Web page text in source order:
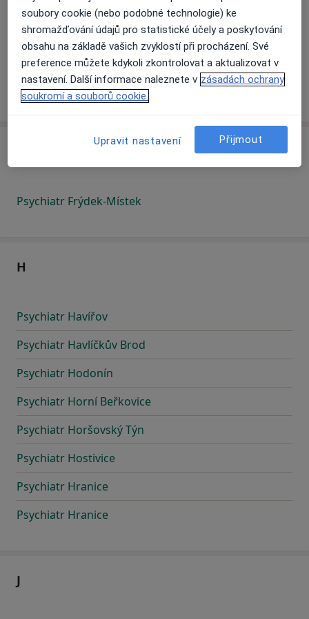
Psychiatr Dobříš
Psychiatr Dolní Břežany
Psychiatr Domažlice
Psychiatr Frýdek-Místek
H
Psychiatr Havířov
Psychiatr Havlíčkův Brod
Psychiatr Hodonín
Psychiatr Horní Beřkovice
Psychiatr Horšovský Týn
Psychiatr Hostivice
Psychiatr Hranice
Psychiatr Hranice
J
soubory cookie (nebo podobné technologie) ke
shromažďování údajů pro statistické účely a poskytování
obsahu na základě vašich zvyklostí při procházení. Své
preference můžete kdykoli zkontrolovat a aktualizovat v
nastavení. Další informace naleznete v zásadách ochrany
soukromí a souborů cookie.
Upravit nastavení Přijmout